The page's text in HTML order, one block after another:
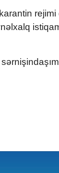
rejimi